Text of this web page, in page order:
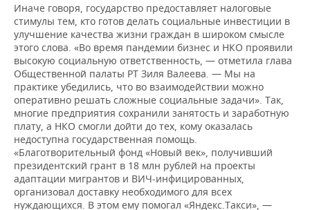
Иначе говоря, государство предоставляет налоговые
стимулы тем, кто готов делать социальные инвестиции в
улучшение качества жизни граждан в широком смысле
этого слова. «Во время пандемии бизнес и НКО проявили
высокую социальную ответственность, — отметила глава
Общественной палаты РТ Зиля Валеева. — Мы на
практике убедились, что во взаимодействии можно
оперативно решать сложные социальные задачи». Так,
многие предприятия сохранили занятость и заработную
плату, а НКО смогли дойти до тех, кому оказалась
недоступна государственная помощь.
«Благотворительный фонд «Новый век», получивший
президентский грант в 18 млн рублей на проекты
адаптации мигрантов и ВИЧ-инфицированных,
организовал доставку необходимого для всех
нуждающихся. В этом ему помогал «Яндекс.Такси», —